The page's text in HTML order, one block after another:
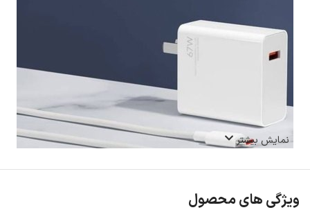
نمایش بیشتر
ویژگی های محصول